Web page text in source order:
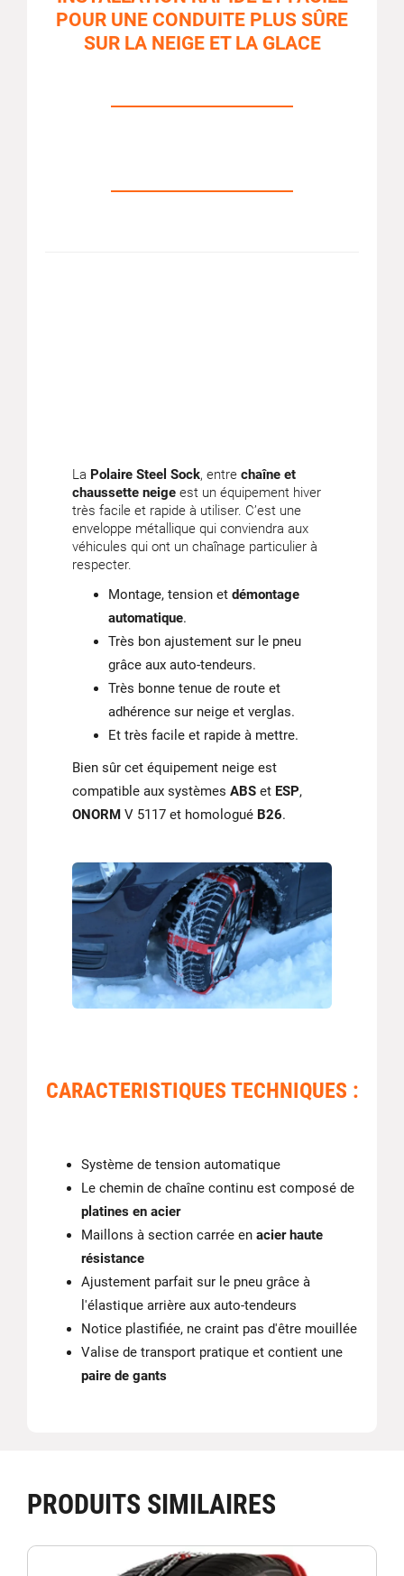
POUR UNE CONDUITE PLUS SÛRE
SUR LA NEIGE ET LA GLACE
La Polaire Steel Sock, entre chaîne et
chaussette neige est un équipement hiver
très facile et rapide à utiliser. C’est une
enveloppe métallique qui conviendra aux
véhicules qui ont un chaînage particulier à
respecter.
Montage, tension et démontage
automatique.
Très bon ajustement sur le pneu
grâce aux auto-tendeurs.
Très bonne tenue de route et
adhérence sur neige et verglas.
Et très facile et rapide à mettre.
Bien sûr cet équipement neige est
compatible aux systèmes ABS et ESP,
ONORM V 5117 et homologué B26.
CARACTERISTIQUES TECHNIQUES :
Système de tension automatique
Le chemin de chaîne continu est composé de
platines en acier
Maillons à section carrée en acier haute
résistance
Ajustement parfait sur le pneu grâce à
l'élastique arrière aux auto-tendeurs
Notice plastifiée, ne craint pas d'être mouillée
Valise de transport pratique et contient une
paire de gants
PRODUITS SIMILAIRES